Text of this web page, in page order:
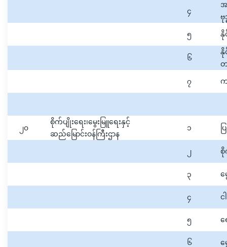
၄
ဗု
၅
၆
နို
တ
၇ က
၂၀
စိုက်ပျိုးရေး၊မွေးမြူရေးနှင့်
ဆည်မြောင်းဝန်ကြီးဌာန
၁
၂ စို
၃ မွ
၄ င
၅ ရ
၆ မွ